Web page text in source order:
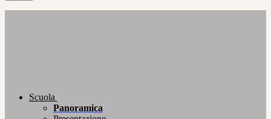
Scuola
Panoramica